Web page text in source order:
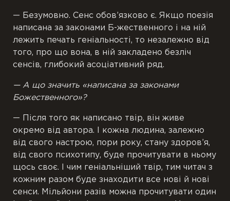
— Безумовно. Сенс обов’язково є. Якщо поезія
написана за законами Б-жественного і на ній
лежить печать геніальності, то незалежно від
того, про що вона, в ній закладено безліч
сенсів, глибокий асоціативний ряд.
— А що значить «написана за законами
Божественного»?
— Після того як написано твір, він живе
окремо від автора. І кожна людина, залежно
від свого настрою, пори року, стану здоров’я,
від свого психотипу, буде прочитувати в ньому
щось своє. І чим геніальніший твір, тим читач з
кожним разом буде знаходити все нові й нові
сенси. Мільйони разів можна прочитувати один